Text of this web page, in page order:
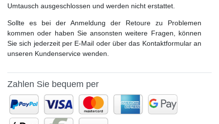
Umtausch ausgeschlossen und werden nicht erstattet.
Sollte es bei der Anmeldung der Retoure zu Problemen
kommen oder haben Sie ansonsten weitere Fragen, können
Sie sich jederzeit per E-Mail oder über das Kontaktformular an
unseren Kundenservice wenden.
Zahlen Sie bequem per